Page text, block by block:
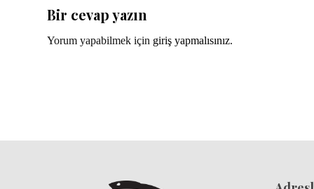
Bir cevap yazın
Yorum yapabilmek için giriş yapmalısınız.